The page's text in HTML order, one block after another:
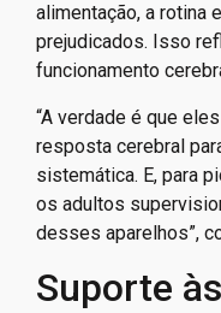
alimentação, a rotina
prejudicados. Isso
funcionamento
“A verdade é que
resposta cerebral
sistemática. E, para
os adultos
desses aparelhos”,
Suporte